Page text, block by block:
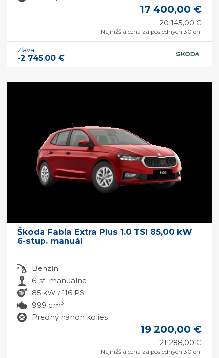
17 400,00 €
20 145,00 €
Najnižšia cena za posledných 30 dní
Zľava
-2 745,00 €
Škoda Fabia Extra Plus 1.0 TSI 85,00 kW
6-stup. manuál
Benzín
6-st. manuálna
85 kW / 116 PS
999 cm3
Predný náhon kolies
19 200,00 €
21 288,00 €
Najnižšia cena za posledných 30 dní